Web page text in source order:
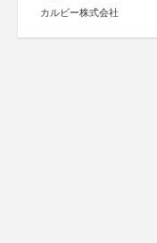
カルビー株式会社